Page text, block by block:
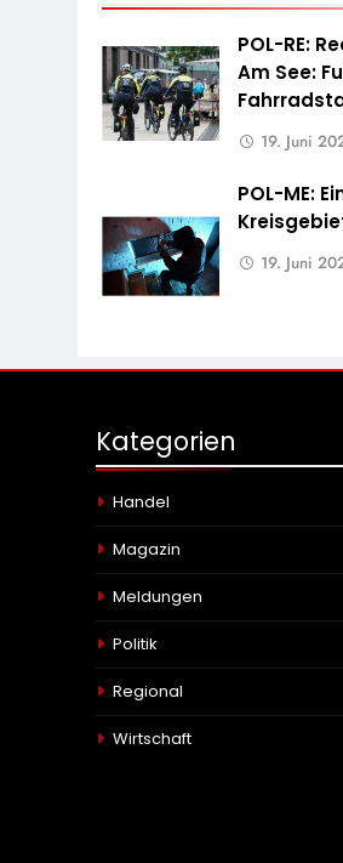
POL-RE:
Am See:
19. Juni
POL-ME:
19. Juni
Kategorien
Handel
Magazin
Meldungen
Politik
Regional
Wirtschaft